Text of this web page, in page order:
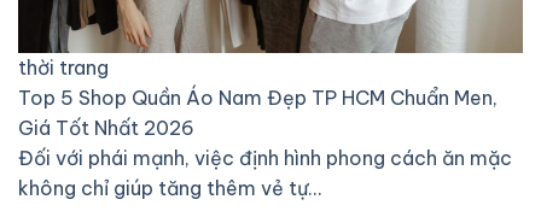
thời trang
Top 5 Shop Quần Áo Nam Đẹp TP HCM Chuẩn Men,
Giá Tốt Nhất 2026
Đối với phái mạnh, việc định hình phong cách ăn mặc
không chỉ giúp tăng thêm vẻ tự…